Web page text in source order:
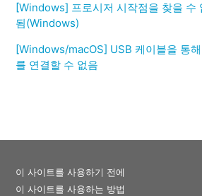
[Windows] 프로시저 시작점을 찾을 수
됨(Windows)
[Windows/macOS] USB 케이블을 통
를 연결할 수 없음
이 사이트를 사용하기 전에
이 사이트를 사용하는 방법